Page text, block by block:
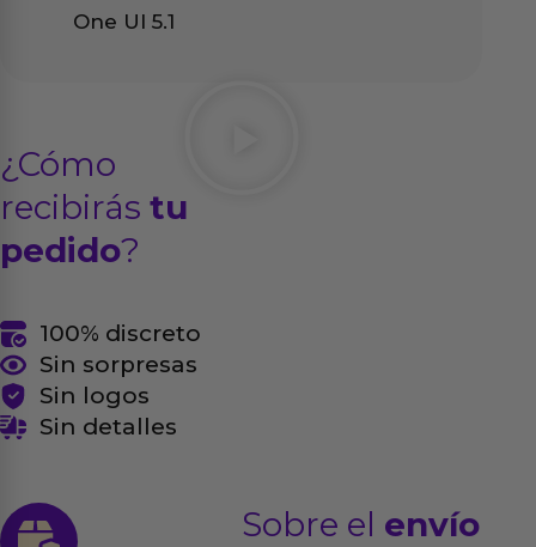
One UI 5.1
¿Cómo
recibirás tu
pedido?
100% discreto
Sin sorpresas
Sin logos
Sin detalles
Sobre el envío